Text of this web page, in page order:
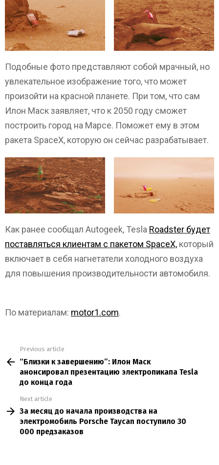
Подобные фото представляют собой мрачный, но
увлекательное изображение того, что может
произойти на красной планете. При том, что сам
Илон Маск заявляет, что к 2050 году сможет
построить город на Марсе. Поможет ему в этом
ракета SpaceX, которую он сейчас разрабатывает.
Как ранее сообщал Autogeek, Tesla Roadster будет
поставляться клиентам с пакетом SpaceX, который
включает в себя нагнетатели холодного воздуха
для повышения производительности автомобиля.
По материалам: motor1.com.
more
Previous article
“Близки к завершению”: Илон Маск
анонсировал презентацию электропикапа Tesla
до конца года
Next article
За месяц до начала производства на
электромобиль Porsche Taycan поступило 30
000 предзаказов